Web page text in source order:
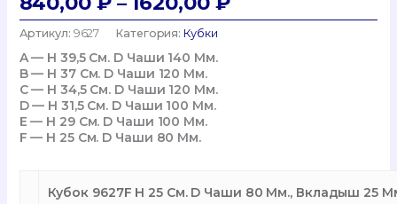
Цен:
Артикул: 9627 Категория: Кубки
A — H 39,5 См. D Чаши 140 Мм.
B — H 37 См. D Чаши 120 Мм.
C — H 34,5 См. D Чаши 120 Мм.
D — H 31,5 См. D Чаши 100 Мм.
E — H 29 См. D Чаши 100 Мм.
F — H 25 См. D Чаши 80 Мм.
Кубок 9627F H 25 См. D Чаши 80 Мм., Вкладыш 25